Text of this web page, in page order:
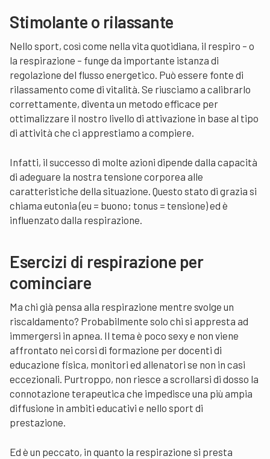
Stimolante o rilassante
Nello sport, così come nella vita quotidiana, il respiro – o
la respirazione – funge da importante istanza di
regolazione del flusso energetico. Può essere fonte di
rilassamento come di vitalità. Se riusciamo a calibrarlo
correttamente, diventa un metodo efficace per
ottimalizzare il nostro livello di attivazione in base al tipo
di attività che ci apprestiamo a compiere.
Infatti, il successo di molte azioni dipende dalla capacità
di adeguare la nostra tensione corporea alle
caratteristiche della situazione. Questo stato di grazia si
chiama eutonia (eu = buono; tonus = tensione) ed è
influenzato dalla respirazione.
Esercizi di respirazione per
cominciare
Ma chi già pensa alla respirazione mentre svolge un
riscaldamento? Probabilmente solo chi si appresta ad
immergersi in apnea. Il tema è poco sexy e non viene
affrontato nei corsi di formazione per docenti di
educazione fisica, monitori ed allenatori se non in casi
eccezionali. Purtroppo, non riesce a scrollarsi di dosso la
connotazione terapeutica che impedisce una più ampia
diffusione in ambiti educativi e nello sport di
prestazione.
Ed è un peccato, in quanto la respirazione si presta